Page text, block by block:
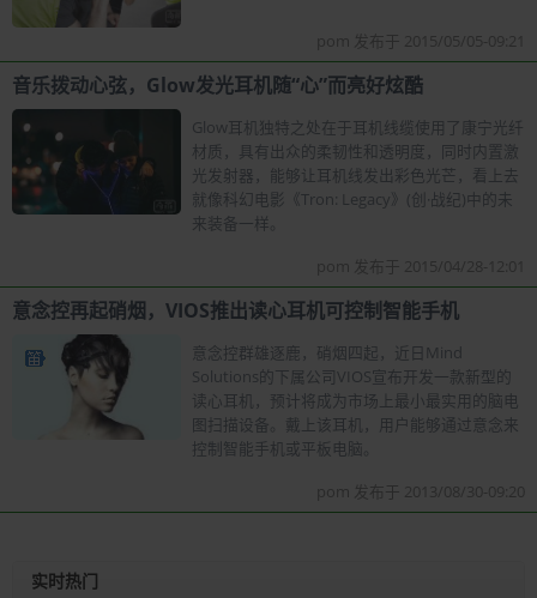
pom 发布于 2015/05/05-09:21
音乐拨动心弦，Glow发光耳机随“心”而亮好炫酷
Glow耳机独特之处在于耳机线缆使用了康宁光纤
材质，具有出众的柔韧性和透明度，同时内置激
光发射器，能够让耳机线发出彩色光芒，看上去
就像科幻电影《Tron: Legacy》(创·战纪)中的未
来装备一样。
pom 发布于 2015/04/28-12:01
意念控再起硝烟，VIOS推出读心耳机可控制智能手机
意念控群雄逐鹿，硝烟四起，近日Mind
Solutions的下属公司VIOS宣布开发一款新型的
读心耳机，预计将成为市场上最小最实用的脑电
图扫描设备。戴上该耳机，用户能够通过意念来
控制智能手机或平板电脑。
pom 发布于 2013/08/30-09:20
实时热门